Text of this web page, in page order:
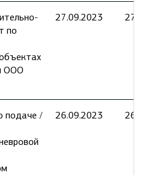
по
ООО
27.09.2023
подаче /
26.09.2023